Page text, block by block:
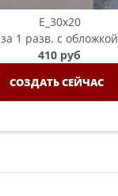
E_30x20
за 1 разв. с обложкой
410 руб
СОЗДАТЬ СЕЙЧАС